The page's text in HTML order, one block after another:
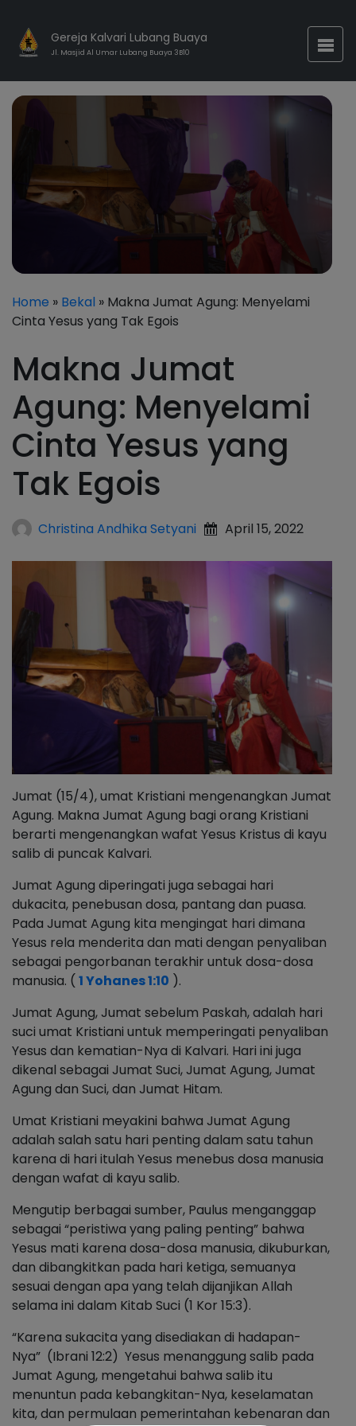
Gereja Kalvari Lubang Buaya
Jl. Masjid Al Umar Lubang Buaya 3B10
Home » Bekal » Makna Jumat Agung: Menyelami
Cinta Yesus yang Tak Egois
Makna Jumat
Agung: Menyelami
Cinta Yesus yang
Tak Egois
Christina Andhika Setyani April 15, 2022
Jumat (15/4), umat Kristiani mengenangkan Jumat
Agung. Makna Jumat Agung bagi orang Kristiani
berarti mengenangkan wafat Yesus Kristus di kayu
salib di puncak Kalvari.
Jumat Agung diperingati juga sebagai hari
dukacita, penebusan dosa, pantang dan puasa.
Pada Jumat Agung kita mengingat hari dimana
Yesus rela menderita dan mati dengan penyaliban
sebagai pengorbanan terakhir untuk dosa-dosa
manusia. ( 1 Yohanes 1:10 ).
Jumat Agung, Jumat sebelum Paskah, adalah hari
suci umat Kristiani untuk memperingati penyaliban
Yesus dan kematian-Nya di Kalvari. Hari ini juga
dikenal sebagai Jumat Suci, Jumat Agung, Jumat
Agung dan Suci, dan Jumat Hitam.
Umat Kristiani meyakini bahwa Jumat Agung
adalah salah satu hari penting dalam satu tahun
karena di hari itulah Yesus menebus dosa manusia
dengan wafat di kayu salib.
Mengutip berbagai sumber, Paulus menganggap
sebagai “peristiwa yang paling penting” bahwa
Yesus mati karena dosa-dosa manusia, dikuburkan,
dan dibangkitkan pada hari ketiga, semuanya
sesuai dengan apa yang telah dijanjikan Allah
selama ini dalam Kitab Suci (1 Kor 15:3).
“Karena sukacita yang disediakan di hadapan-
Nya” (Ibrani 12:2) Yesus menanggung salib pada
Jumat Agung, mengetahui bahwa salib itu
menuntun pada kebangkitan-Nya, keselamatan
kita, dan permulaan pemerintahan kebenaran dan